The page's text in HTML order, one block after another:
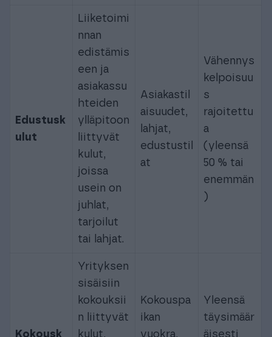
Edustusk
ulut
Liiketoimi
nnan
edistämis
een ja
asiakassu
hteiden
ylläpitoon
liittyvät
kulut,
joissa
usein on
juhlat,
tarjoilut
tai lahjat.
Asiakastil
aisuudet,
lahjat,
edustustil
at
Vähennys
kelpoisuu
s
rajoitettu
a
(yleensä
50 % tai
enemmän
)
Kokousk
Yrityksen
sisäisiin
kokouksii
n liittyvät
kulut,
Kokouspa
ikan
vuokra,
Yleensä
täysimäär
äisesti